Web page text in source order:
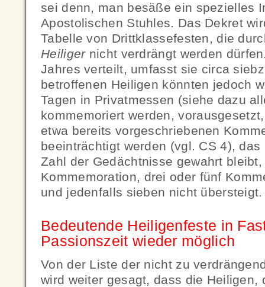
sei denn, man besäße ein spezielles
Apostolischen Stuhles. Das Dekret
Tabelle von Drittklassefesten, die
Heiliger nicht verdrängt werden
Jahres verteilt, umfasst sie circa
betroffenen Heiligen könnten jedoch
Tagen in Privatmessen (siehe dazu
kommemoriert werden,
etwa bereits vorgeschriebenen
beeinträchtigt werden (vgl. CS 4),
Zahl der Gedächtnisse gewahrt
Kommemoration, drei oder fünf
und jedenfalls sieben nicht übersteigt.
Bedeutende Heiligenfeste in
Passionszeit wieder möglich
Von der Liste der nicht zu
wird weiter gesagt, dass die Heiligen,